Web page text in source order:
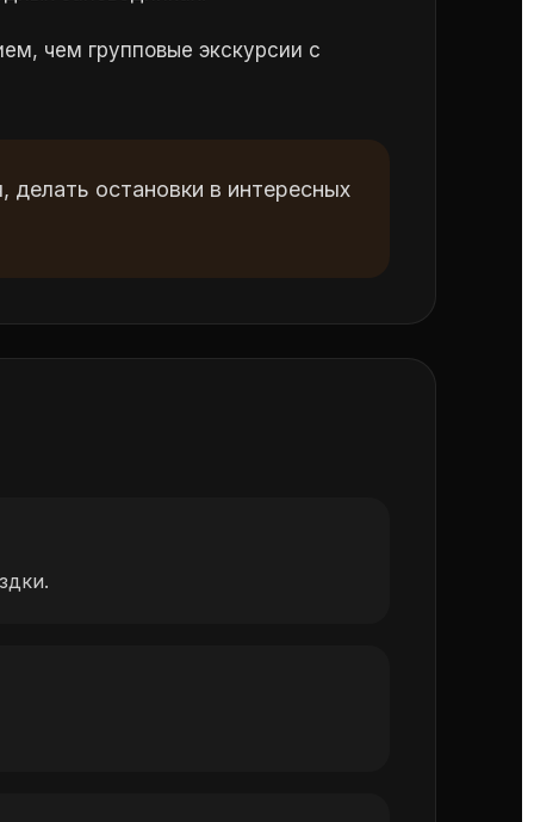
чем групповые экскурсии с
остановки в интересных